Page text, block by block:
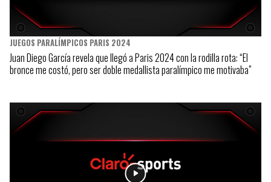
JUEGOS PARALÍMPICOS PARIS 2024
Juan Diego García revela que llegó a Paris 2024 con la rodilla rota: “El
bronce me costó, pero ser doble medallista paralímpico me motivaba”